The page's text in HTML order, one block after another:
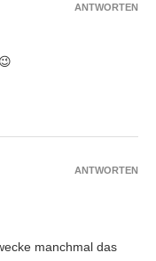
ANTWORTEN
manchmal das
ANTWORTEN